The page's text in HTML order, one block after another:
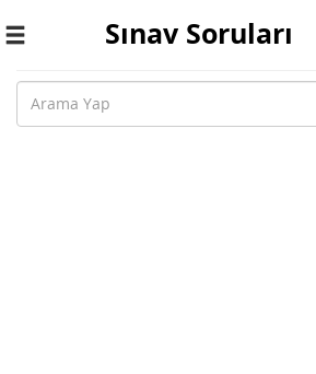
Toggle
Sınav Soruları